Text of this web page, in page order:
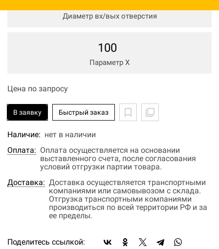
Диаметр вх/вых отверстия
100
Параметр Х
Цена по запросу
В заявку Быстрый заказ
Наличие: нет в наличии
Оплата: Оплата осуществляется на основании
выставленного счета, после согласования
условий отгрузки партии товара.
Доставка: Доставка осуществляется транспортными
компаниями или самовывозом с склада.
Отгрузка транспортными компаниями
производиться по всей территории РФ и за
ее пределы.
Поделитесь ссылкой: